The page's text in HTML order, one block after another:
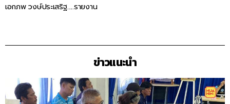
เอกภพ วงษ์ประเสริฐ…..รายงาน
ข่าวแนะนำ